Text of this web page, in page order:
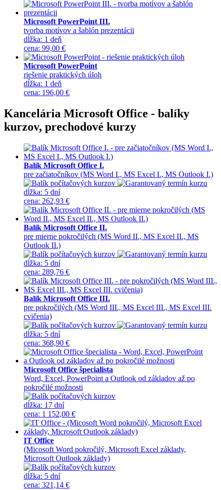
Microsoft PowerPoint III.
tvorba motívov a šablón prezentácii
dĺžka: 1 deň
cena: 99,00 €
Microsoft PowerPoint
riešenie praktických úloh
dĺžka: 1 deň
cena: 196,00 €
Kancelária Microsoft Office - balíky
kurzov, prechodové kurzy
Balík Microsoft Office I.
pre začiatočníkov (MS Word I., MS Excel I., MS Outlook I.)
dĺžka: 5 dní
cena: 262,93 €
Balík Microsoft Office II.
pre mierne pokročilých (MS Word II., MS Excel II., MS
Outlook II.)
dĺžka: 5 dní
cena: 289,76 €
Balík Microsoft Office III.
pre pokročilých (MS Word III., MS Excel III., MS Excel III.
cvičenia)
dĺžka: 5 dní
cena: 368,90 €
Microsoft Office špecialista
Word, Excel, PowerPoint a Outlook od základov až po
pokročilé možnosti
dĺžka: 17 dní
cena: 1 152,00 €
IT Office
(Micosoft Word pokročilý, Microsoft Excel základy,
Microsoft Outlook základy)
dĺžka: 5 dní
cena: 321,14 €